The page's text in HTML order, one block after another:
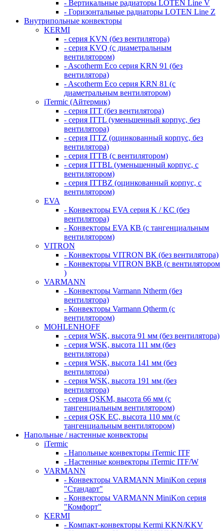
- Вертикальные радиаторы LOTEN Line V
- Горизонтальные радиаторы LOTEN Line Z
Внутрипольные конвекторы
KERMI
- серия KVN (без вентилятора)
- серия KVQ (с диаметральным
вентилятором)
- Ascotherm Eco серия KRN 91 (без
вентилятора)
- Ascotherm Eco серия KRN 81 (с
диаметральным вентилятором)
iTermic (Айтермик)
- серия ITT (без вентилятора)
- серия ITTL (уменьшенный корпус, без
вентилятора)
- серия ITTZ (оцинкованный корпус, без
вентилятора)
- серия ITTB (с вентилятором)
- серия ITTBL (уменьшенный корпус, с
вентилятором)
- серия ITTBZ (оцинкованный корпус, с
вентилятором)
EVA
- Конвекторы EVA серия K / KC (без
вентилятора)
- Конвекторы EVA КВ (с тангенциальным
вентилятором)
VITRON
- Конвекторы VITRON ВК (без вентилятора)
- Конвекторы VITRON ВКВ (с вентилятором
)
VARMANN
- Конвекторы Varmann Ntherm (без
вентилятора)
- Конвекторы Varmann Qtherm (с
вентилятором)
MOHLENHOFF
- серия WSK, высота 91 мм (без вентилятора)
- серия WSK, высота 111 мм (без
вентилятора)
- серия WSK, высота 141 мм (без
вентилятора)
- серия WSK, высота 191 мм (без
вентилятора)
- серия QSKM, высота 66 мм (с
тангенциальным вентилятором)
- серия QSK EC, высота 110 мм (с
тангенциальным вентилятором)
Напольные / настенные конвекторы
iTermic
- Напольные конвекторы iTermic ITF
- Настенные конвекторы iTermic ITF/W
VARMANN
- Конвекторы VARMANN MiniKon серия
"Стандарт"
- Конвекторы VARMANN MiniKon серия
"Комфорт"
KERMI
- Компакт-конвекторы Kermi KKN/KKV